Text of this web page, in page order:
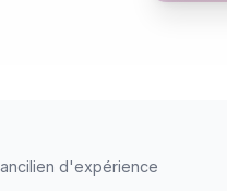
d'expérience